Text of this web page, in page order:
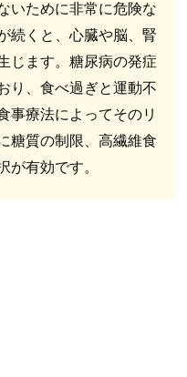
いために非常に危険な
続くと、心臓や脳、腎
じます。糖尿病の発症
り、食べ過ぎと運動不
事療法によってそのリ
糖質の制限、高繊維食
が有効です。